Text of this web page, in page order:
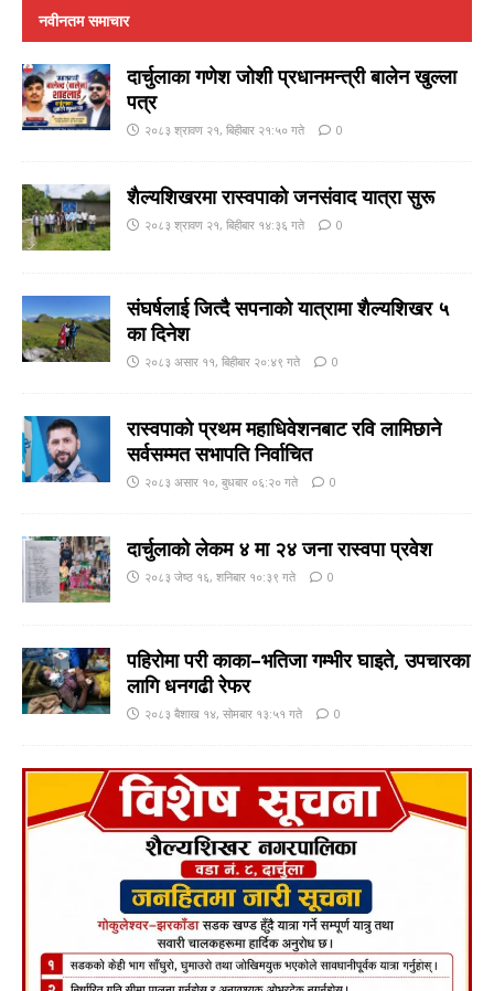
नवीनतम समाचार
दार्चुलाका गणेश जाेशी प्रधानमन्त्री बालेन खुल्ला
पत्र
२०८३ श्रावण २१, बिहीबार २१:५० गते 0
शैल्यशिखरमा रास्वपाकाे जनसंवाद यात्रा सुरू
२०८३ श्रावण २१, बिहीबार १४:३६ गते 0
संघर्षलाई जित्दै सपनाको यात्रामा शैल्यशिखर ५
का दिनेश
२०८३ असार ११, बिहीबार २०:४९ गते 0
रास्वपाको प्रथम महाधिवेशनबाट रवि लामिछाने
सर्वसम्मत सभापति निर्वाचित
२०८३ असार १०, बुधबार ०६:२० गते 0
दार्चुलाको लेकम ४ मा २४ जना रास्वपा प्रवेश
२०८३ जेष्ठ १६, शनिबार १०:३९ गते 0
पहिरोमा परी काका–भतिजा गम्भीर घाइते, उपचारका
लागि धनगढी रेफर
२०८३ बैशाख १४, सोमबार १३:५१ गते 0